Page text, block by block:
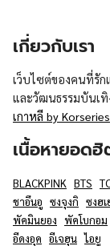
เกี่ยวกับเรา
เว็บไซต์ของคนที่รั
และวัฒนธรรมบันเทิ
เกาหลี by Korseries
เนื้อหายอดฮิ
BLACKPINK BTS
ชาอึนอู ซงจุงกิ ซงฮ
พัคมินยอง พัคโบกอม
อีดงอุค อีเจฮุน ไอยู